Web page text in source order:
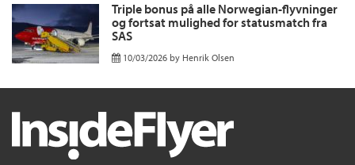
Triple bonus på alle Norwegian-flyvninger
og fortsat mulighed for statusmatch fra
SAS
10/03/2026 by Henrik Olsen